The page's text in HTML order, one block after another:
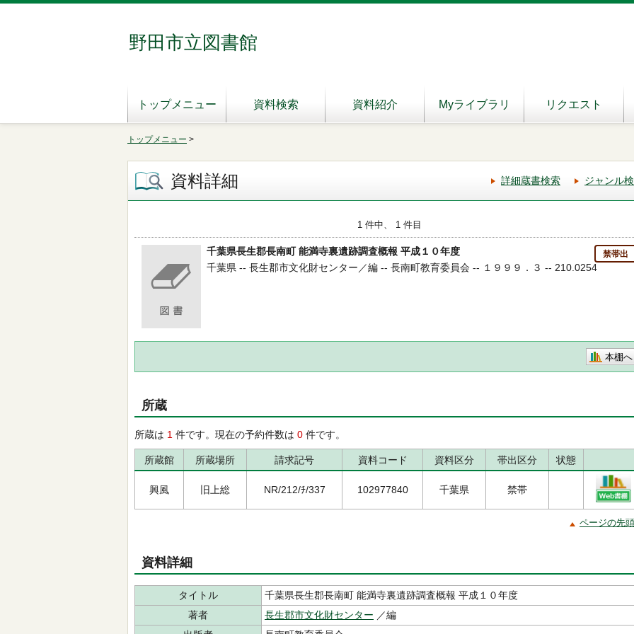
野田市立図書館
トップメニュー 資料検索 資料紹介 Myライブラリ リクエスト
トップメニュー >
資料詳細 詳細蔵書検索 ジャンル
1 件中、 1 件目
千葉県長生郡長南町 能満寺裏遺跡調査概報 平成１０年度 禁帯出
千葉県 -- 長生郡市文化財センター／編 -- 長南町教育委員会 -- １９９９．３ -- 210.0254
本棚へ
所蔵
所蔵は 1 件です。現在の予約件数は 0 件です。
所蔵館 所蔵場所 請求記号 資料コード 資料区分 帯出区分 状態
興風 旧上総 NR/212/ﾁ/337 102977840 千葉県 禁帯
ページの先
資料詳細
タイトル
千葉県長生郡長南町 能満寺裏遺跡調査概報 平成１０年度
著者
長生郡市文化財センター ／編